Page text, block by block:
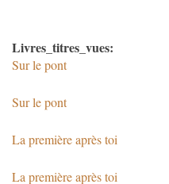
Livres_titres_vues:
Sur le pont
Sur le pont
La première après toi
La première après toi